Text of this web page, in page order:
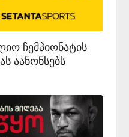
ჩემპიონატის
აანონსებს